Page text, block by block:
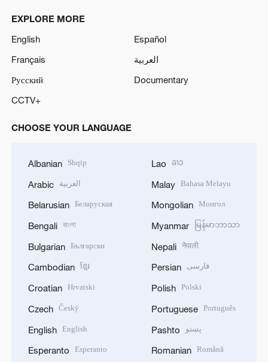
EXPLORE MORE
English
Español
Français
العربية
Русский
Documentary
CCTV+
CHOOSE YOUR LANGUAGE
Albanian Shqip
Arabic العربية
Belarusian Беларуская
Bengali বাংলা
Bulgarian Български
Cambodian ខ្មែរ
Croatian Hrvatski
Czech Český
English English
Esperanto Esperanto
Lao ລາວ
Malay Bahasa Melayu
Mongolian Монгол
Myanmar မြန်မာဘာသာ
Nepali नेपाली
Persian فارسی
Polish Polski
Portuguese Português
Pashto پښتو
Romanian Română